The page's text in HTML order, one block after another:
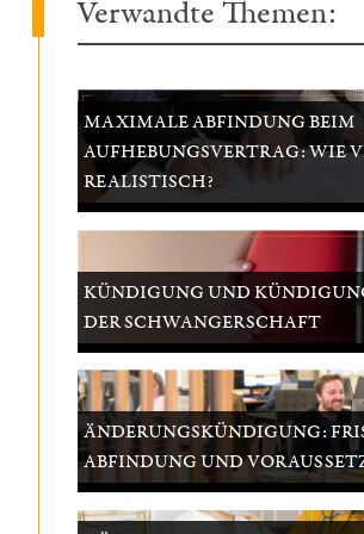
Verwandte Themen:
MAXIMALE ABFINDUNG BEIM
AUFHEBUNGSVERTRAG: WIE
REALISTISCH?
KÜNDIGUNG UND
DER SCHWANGERSCHAFT
ÄNDERUNGSKÜNDIGUNG:
ABFINDUNG UND